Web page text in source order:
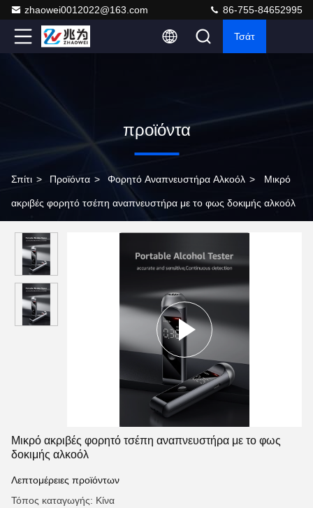
zhaowei0012022@163.com 86-755-84652995
Τσάτ
προϊόντα
Σπίτι > Προϊόντα > Φορητό Αναπνευστήρα Αλκοόλ > Μικρό
ακριβές φορητό τσέπη αναπνευστήρα με το φως δοκιμής αλκοόλ
Μικρό ακριβές φορητό τσέπη αναπνευστήρα με το φως
δοκιμής αλκοόλ
Λεπτομέρειες προϊόντων
Τόπος καταγωγής: Κίνα